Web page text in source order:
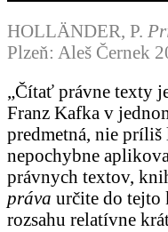
HOLLÄNDER, P.
Plzeň: Aleš Černek
„Čítať právne texty
Franz Kafka v
predmetná, nie
nepochybne
právnych textov,
práva určite do tejto
rozsahu relatívne